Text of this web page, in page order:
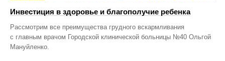
Инвестиция в здоровье и благополучие ребенка
Рассмотрим все преимущества грудного вскармливания
с главным врачом Городской клинической больницы №40 Ольгой
Мануйленко.